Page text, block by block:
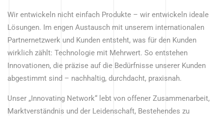
Wir entwickeln nicht einfach Produkte – wir entwickeln ideale
Lösungen. Im engen Austausch mit unserem internationalen
Partnernetzwerk und Kunden entsteht, was für den Kunden
wirklich zählt: Technologie mit Mehrwert. So entstehen
Innovationen, die präzise auf die Bedürfnisse unserer Kunden
abgestimmt sind – nachhaltig, durchdacht, praxisnah.
Unser „Innovating Network“ lebt von offener Zusammenarbeit,
Marktverständnis und der Leidenschaft, Bestehendes zu